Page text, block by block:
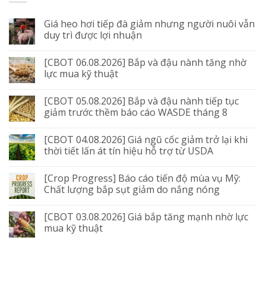
Giá heo hơi tiếp đà giảm nhưng người nuôi vẫn
duy trì được lợi nhuận
[CBOT 06.08.2026] Bắp và đậu nành tăng nhờ
lực mua kỹ thuật
[CBOT 05.08.2026] Bắp và đậu nành tiếp tục
giảm trước thềm báo cáo WASDE tháng 8
[CBOT 04.08.2026] Giá ngũ cốc giảm trở lại khi
thời tiết lấn át tín hiệu hỗ trợ từ USDA
[Crop Progress] Báo cáo tiến độ mùa vụ Mỹ:
Chất lượng bắp sụt giảm do nắng nóng
[CBOT 03.08.2026] Giá bắp tăng mạnh nhờ lực
mua kỹ thuật